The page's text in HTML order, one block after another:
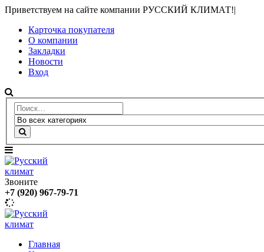
Приветствуем на сайте компании РУССКИЙ КЛИМАТ!|
Карточка покупателя
О компании
Закладки
Новости
Вход
Звоните
+7 (920) 967-79-71
Главная